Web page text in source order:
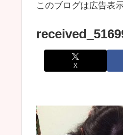
このブログは広告表
X